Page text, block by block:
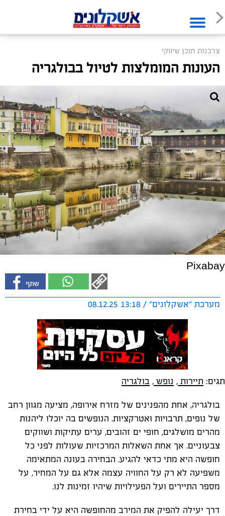
צרכנות תוכן שיווקי
העונות המומלצות לטיול בבולגריה
Pixabay
מערכת "אשקלונים" / 13:18 08.12.25
תגים: תיירות , נופש , בולגריה
בולגריה, אחת מהפנינים של מזרח אירופה, מציעה מגוון רחב
של נופים, תרבויות ואטרקציות. הנופשים בה יוכלו ליהנות
מהרים מושלגים, חופי ים זהובים, ערים עתיקות ושווקים
צבעוניים. אך אחת השאלות המרכזיות שעולות לפני כל
חופשה היא מתי כדאי להגיע. הבחירה בעונה המתאימה
משפיעה לא רק על החוויה עצמה אלא גם על המחיר, על
מספר התיירים ועל הפעילויות שיהיו זמינות לנו.
דרך יעילה להפיק את המירב מהחופשה היא על ידי בחירת